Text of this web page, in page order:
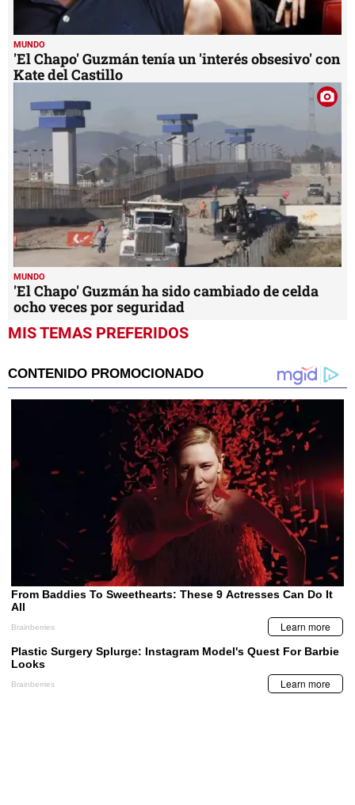
MUNDO
'El Chapo' Guzmán tenía un 'interés obsesivo' con
Kate del Castillo
MUNDO
'El Chapo' Guzmán ha sido cambiado de celda
ocho veces por seguridad
MIS TEMAS PREFERIDOS